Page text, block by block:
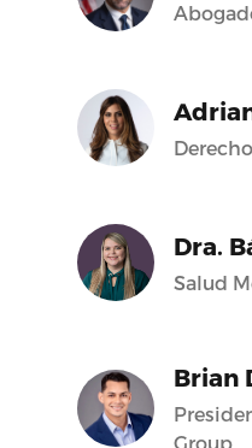
Dra.
Salud
Brian
Group